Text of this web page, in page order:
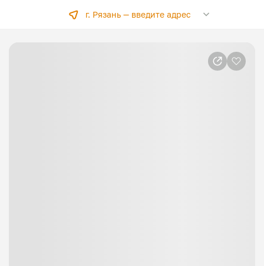
г. Рязань —введите адрес